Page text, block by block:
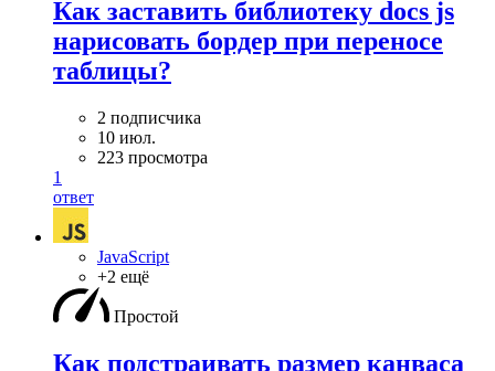
Как заставить библиотеку docs js
нарисовать бордер при переносе
таблицы?
2 подписчика
10 июл.
223 просмотра
1
ответ
JavaScript
+2 ещё
Простой
Как подстраивать размер канваса